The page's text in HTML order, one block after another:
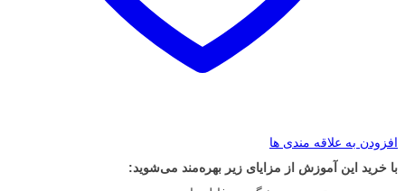
افزودن به علاقه مندی ها
با خرید این آموزش از مزایای زیر بهره‌مند می‌شوید: